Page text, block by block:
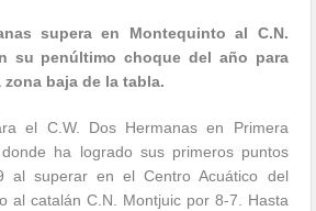
supera en Montequinto al C.N.
su penúltimo choque del año para
baja de la tabla.
el C.W. Dos Hermanas en Primera
ha logrado sus primeros puntos
al superar en el Centro Acuático del
al catalán C.N. Montjuic por 8-7. Hasta